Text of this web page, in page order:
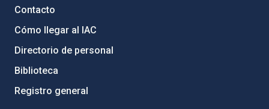
Contacto
Cómo llegar al IAC
Directorio de personal
Biblioteca
Registro general